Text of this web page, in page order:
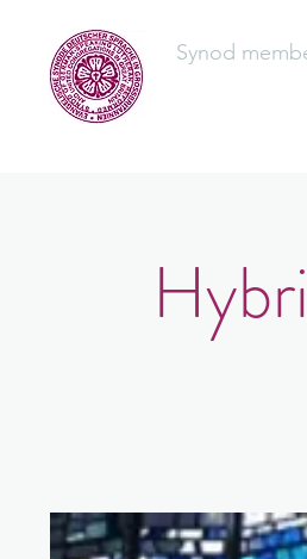
Synod